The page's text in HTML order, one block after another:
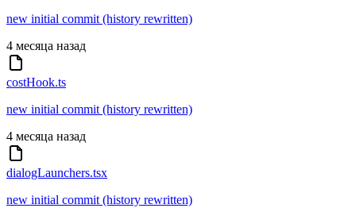
new initial commit (history rewritten)
4 месяца назад
costHook.ts
new initial commit (history rewritten)
4 месяца назад
dialogLaunchers.tsx
new initial commit (history rewritten)